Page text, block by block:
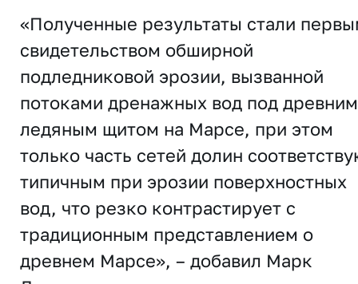
«Полученные результаты стали
свидетельством обширной
подледниковой эрозии, вызванной
потоками дренажных вод под древним
ледяным щитом на Марсе, при этом
только часть сетей долин
типичным при эрозии поверхностных
вод, что резко контрастирует с
традиционным представлением о
древнем Марсе», – добавил Марк